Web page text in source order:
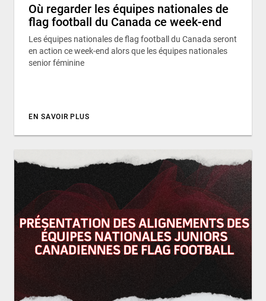
Où regarder les équipes nationales de
flag football du Canada ce week-end
Les équipes nationales de flag football du Canada seront
en action ce week-end alors que les équipes nationales
senior féminine
EN SAVOIR PLUS